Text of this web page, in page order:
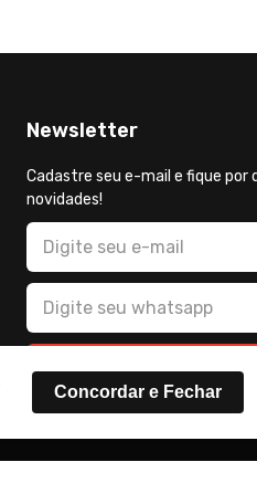
Newsletter
Cadastre seu e-mail e fique por
novidades!
Concordar e Fechar